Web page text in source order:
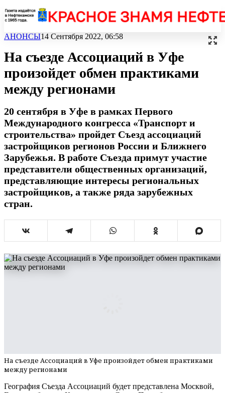
АНОНСЫ14 Сентября 2022, 06:58
На съезде Ассоциаций в Уфе
произойдет обмен практиками
между регионами
20 сентября в Уфе в рамках Первого
Международного конгресса «Транспорт и
строительства» пройдет Съезд ассоциаций
застройщиков регионов России и Ближнего
Зарубежья. В работе Съезда примут участие
представители общественных организаций,
представляющие интересы региональных
застройщиков, а также ряда зарубежных
стран.
На съезде Ассоциаций в Уфе произойдет обмен практиками
между регионами
География Съезда Ассоциаций будет представлена Москвой,